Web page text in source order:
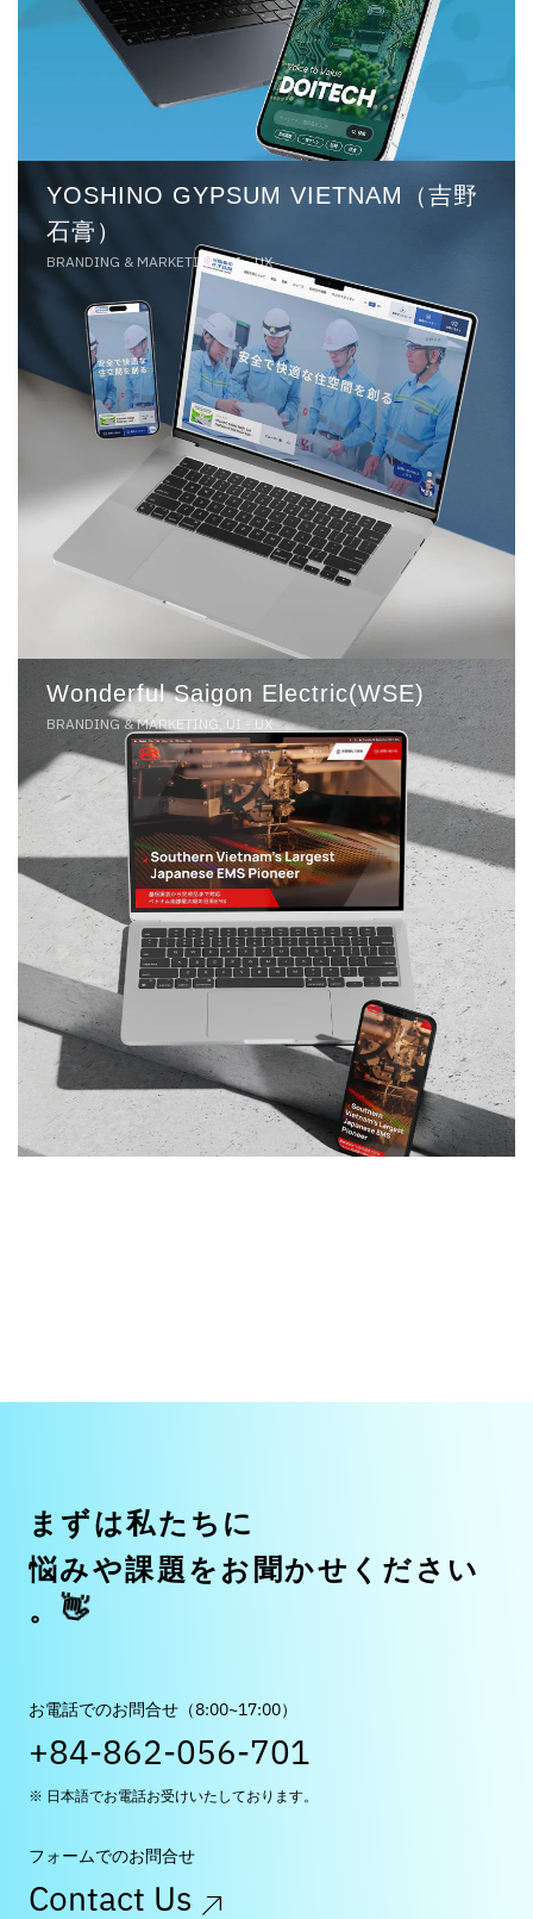
YOSHINO GYPSUM VIETNAM（吉野
石膏）
BRANDING & MARKETING, UI - UX
Wonderful Saigon Electric(WSE)
BRANDING & MARKETING, UI - UX
まずは私た ち に
悩みや課題を お 聞 かせ く だ さ い
。 👋
お電話でのお問合せ（8:00~17:00）
+84-862-056-701
※ 日本語でお電話お受けいたしております。
フォームでのお問合せ
Contact Us